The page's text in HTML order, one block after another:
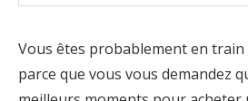
Vous êtes probablement en train
parce que vous vous demandez